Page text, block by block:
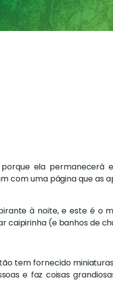
ela permanecerá
com uma página que as
à noite, e este é o
caipirinha (e banhos de
tem fornecido
e faz coisas